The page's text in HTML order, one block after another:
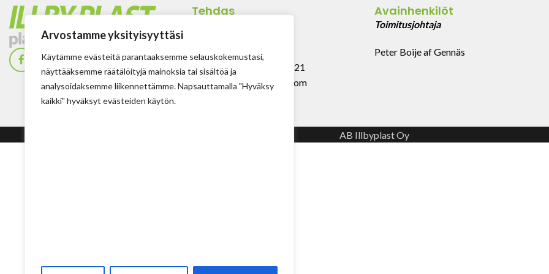
Arvostamme yksityisyyttäsi
Käytämme evästeitä parantaaksemme selauskokemustasi,
näyttääksemme räätälöityjä mainoksia tai sisältöä ja
analysoidaksemme liikennettämme. Napsauttamalla "Hyväksy
kaikki" hyväksyt evästeiden käytön.
Tehdas
Puh: + 358 (0) 400 999 321
Sposti: info@illbyplast.com
Avainhenkilöt
Toimitusjohtaja
Peter Boije af Gennäs
AB Illbyplast Oy